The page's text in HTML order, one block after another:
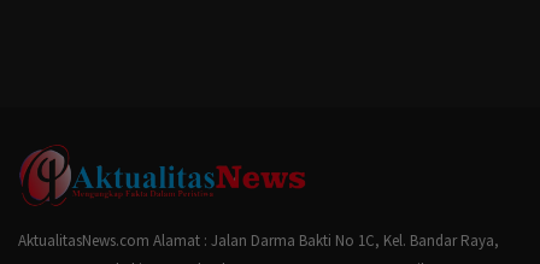
AktualitasNews.com Alamat : Jalan Darma Bakti No 1C, Kel. Bandar Raya,